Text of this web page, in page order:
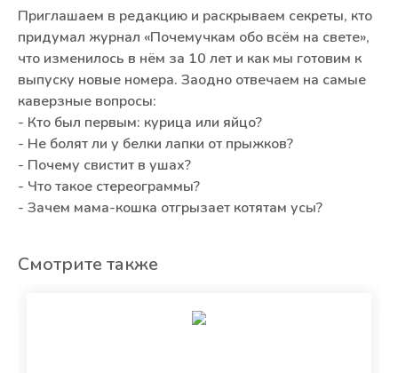
Приглашаем в редакцию и раскрываем секреты, кто
придумал журнал «Почемучкам обо всём на свете»,
что изменилось в нём за 10 лет и как мы готовим к
выпуску новые номера. Заодно отвечаем на самые
каверзные вопросы:
- Кто был первым: курица или яйцо?
- Не болят ли у белки лапки от прыжков?
- Почему свистит в ушах?
- Что такое стереограммы?
- Зачем мама-кошка отгрызает котятам усы?
Смотрите также